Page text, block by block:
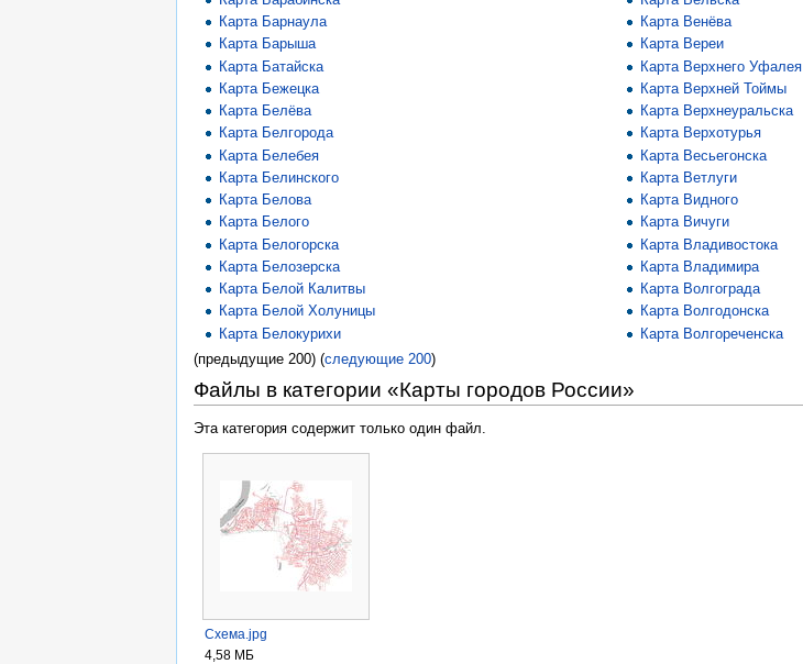
Карта Барнаула
Карта Барыша
Карта Батайска
Карта Бежецка
Карта Белёва
Карта Белгорода
Карта Белебея
Карта Белинского
Карта Белова
Карта Белого
Карта Белогорска
Карта Белозерска
Карта Белой Калитвы
Карта Белой Холуницы
Карта Белокурихи
Карта Венёва
Карта Вереи
Карта Верхнего Уфалея
Карта Верхней Тоймы
Карта Верхнеуральска
Карта Верхотурья
Карта Весьегонска
Карта Ветлуги
Карта Видного
Карта Вичуги
Карта Владивостока
Карта Владимира
Карта Волгограда
Карта Волгодонска
Карта Волгореченска
(предыдущие 200) (следующие 200)
Файлы в категории «Карты городов России»
Эта категория содержит только один файл.
Схема.jpg
4,58 МБ